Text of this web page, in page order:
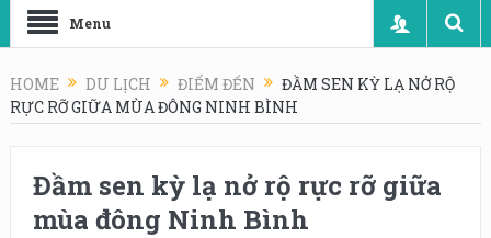
Menu
HOME DU LỊCH ĐIỂM ĐẾN
ĐẦM SEN KỲ LẠ NỞ RỘ
RỰC RỠ GIỮA MÙA ĐÔNG NINH BÌNH
Đầm sen kỳ lạ nở rộ rực rỡ giữa
mùa đông Ninh Bình